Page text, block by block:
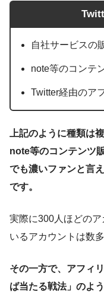
自社サービスの
note等のコンテ
Twitter経由のア
上記のように種類は
note等のコンテンツ
でも濃いファンと言
です。
実際に300人ほどの
いるアカウントは数
その一方で、アフィ
ば当たる戦法」のよ